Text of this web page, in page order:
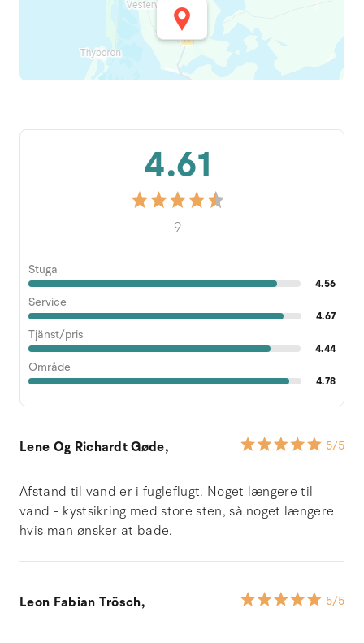
4.61
9
Stuga
4.56
Service
4.67
Tjänst/pris
4.44
Område
4.78
Lene Og Richardt Gøde, 5/5
Afstand til vand er i fugleflugt. Noget længere til
vand - kystsikring med store sten, så noget længere
hvis man ønsker at bade.
Leon Fabian Trösch, 5/5